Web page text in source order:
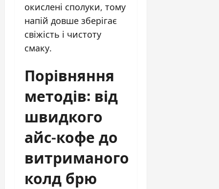
окислені сполуки, тому
напій довше зберігає
свіжість і чистоту
смаку.
Порівняння
методів: від
швидкого
айс-кофе до
витриманого
колд брю